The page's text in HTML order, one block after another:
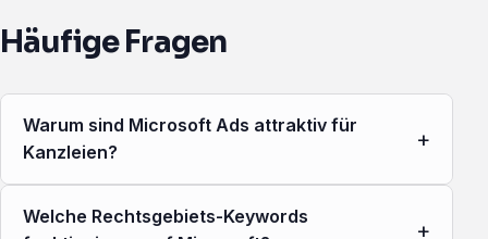
Häufige Fragen
Warum sind Microsoft Ads attraktiv für
Kanzleien?
+
Welche Rechtsgebiets-Keywords
+